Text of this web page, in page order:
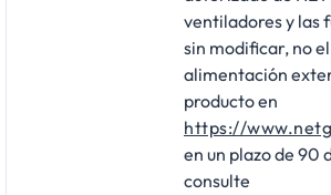
ventiladores y las
sin modificar, no
alimentación
producto en
https://
en un plazo de 90
consulte